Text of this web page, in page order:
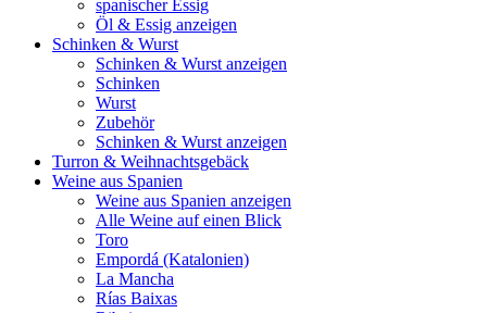
spanischer Essig
Öl & Essig anzeigen
Schinken & Wurst
Schinken & Wurst anzeigen
Schinken
Wurst
Zubehör
Schinken & Wurst anzeigen
Turron & Weihnachtsgebäck
Weine aus Spanien
Weine aus Spanien anzeigen
Alle Weine auf einen Blick
Toro
Empordá (Katalonien)
La Mancha
Rías Baixas